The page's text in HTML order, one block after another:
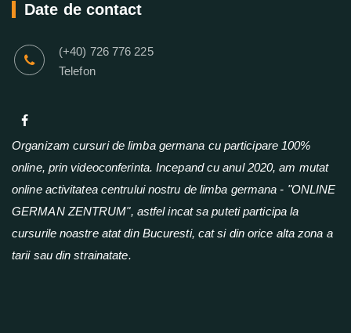
Date de contact
(+40) 726 776 225
Telefon
Organizam cursuri de limba germana cu participare 100%
online, prin videoconferinta. Incepand cu anul 2020, am mutat
online activitatea centrului nostru de limba germana - "ONLINE
GERMAN ZENTRUM", astfel incat sa puteti participa la
cursurile noastre atat din Bucuresti, cat si din orice alta zona a
tarii sau din strainatate.